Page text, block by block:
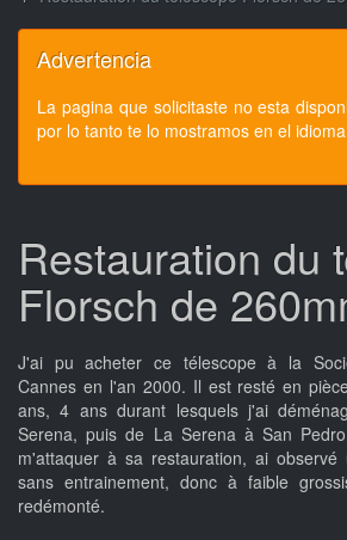
Advertencia
La pagina que solicitaste no esta
por lo tanto te lo mostramos en el
Restauration du
Florsch de
J'ai pu acheter ce télescope à la
Cannes en l'an 2000. Il est resté en
ans, 4 ans durant lesquels j'ai
Serena, puis de La Serena à San
m'attaquer à sa restauration, ai
sans entrainement, donc à faible
redémonté.